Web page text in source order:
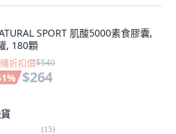
SPORT 肌酸5000素食膠囊,
, 180顆
折扣價$540
% $264
(15)